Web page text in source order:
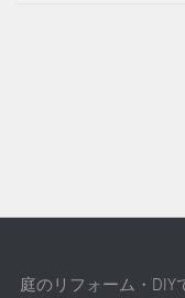
庭のリフォーム・